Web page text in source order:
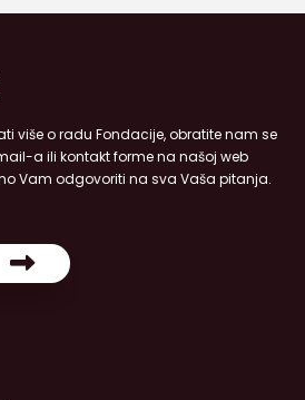
više o radu Fondacije, obratite nam se
a ili kontakt forme na našoj web
Vam odgovoriti na sva Vaša pitanja.